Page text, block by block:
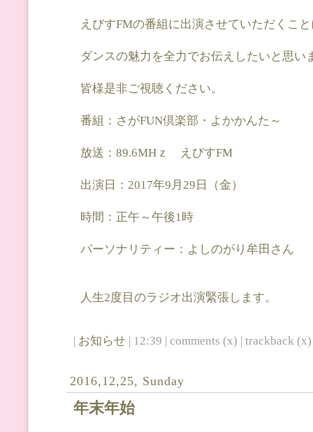
えびすFMの番組に出演させていただくこ
ダンスの魅力を全力でお伝えしたいと思い
皆様是非ご視聴ください。
番組：さがFUN倶楽部・よかかんた～
放送：89.6MHｚ えびすFM
出演日：2017年9月29日（金）
時間：正午～午後1時
パーソナリティー：よしのがり牟田さん
人生2度目のラジオ出演緊張します。
| お知らせ | 12:39 | comments (x) | trackback (x)
2016,12,25, Sunday
年末年始